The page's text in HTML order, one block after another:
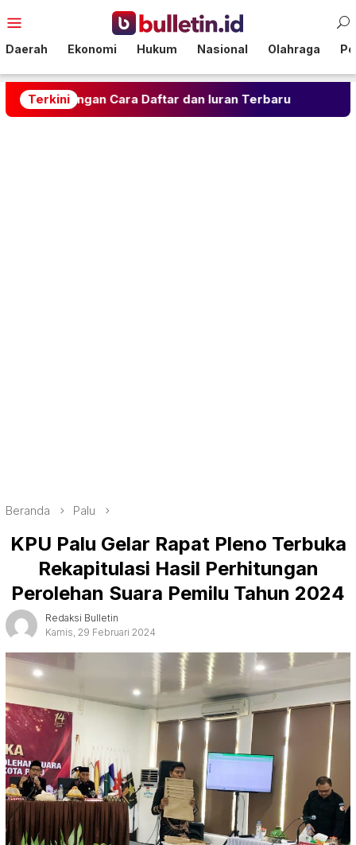
ke
Mobile
Daerah Ekonomi Hukum Nasional Olahraga
Terkini
Cara Daftar dan Iuran Terbaru Rahasia Gulai
Beranda Palu
KPU Palu Gelar Rapat Pleno Terbuka
Rekapitulasi Hasil Perhitungan
Perolehan Suara Pemilu Tahun 2024
Redaksi Bulletin
Kamis, 29 Februari 2024